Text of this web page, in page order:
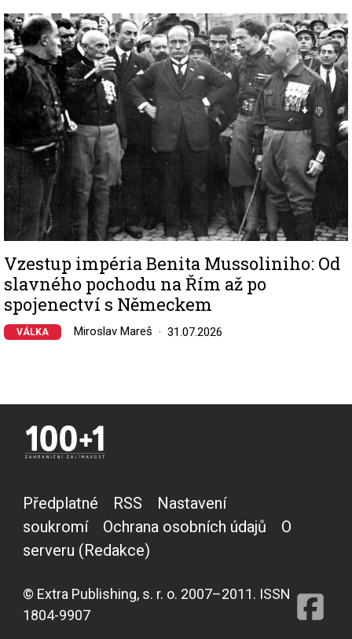
Image
Vzestup impéria Benita Mussoliniho: Od
slavného pochodu na Řím až po
spojenectví s Německem
VÁLKA Miroslav Mareš 31.07.2026
Předplatné RSS
Nastavení
soukromí
Ochrana osobních údajů
O
serveru (Redakce)
© Extra Publishing, s. r. o. 2007–2011. ISSN
1804-9907